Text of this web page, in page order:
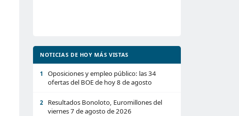
NOTICIAS DE HOY MÁS VISTAS
1
Oposiciones y empleo público: las 34
ofertas del BOE de hoy 8 de agosto
2
Resultados Bonoloto, Euromillones del
viernes 7 de agosto de 2026